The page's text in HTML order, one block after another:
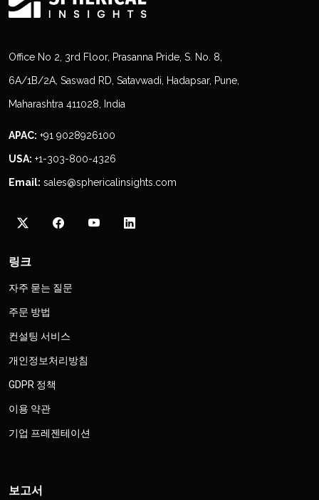
Office No 2, 3rd Floor, Prasanna Pride, S. No. 8,
6A/1B/2A, Saswad RD, Satavwadi, Hadapsar, Pune,
Maharashtra 411028, India
APAC: +91 9028926100
USA: +1-303-800-4326
Email: sales@sphericalinsights.com
링크
자주 묻는 질문
주문 방법
컨설팅 서비스
개인정보처리방침
GDPR 정책
이용 약관
기업 프레젠테이션
보고서